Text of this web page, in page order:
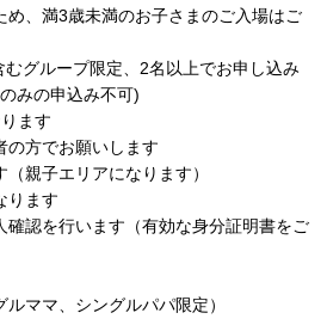
、満3歳未満のお子さまのご入場はご
グループ限定、2名以上でお申し込み
みの申込み不可)
ます
方でお願いします
親子エリアになります）
ります
認を行います（有効な身分証明書をご
ママ、シングルパパ限定）